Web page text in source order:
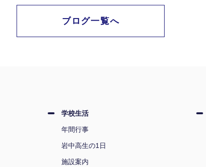
ブログ一覧へ
学校生活
年間行事
岩中高生の1日
施設案内